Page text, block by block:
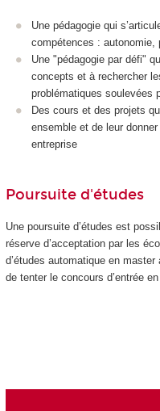
Une pédagogie qui
compétences :
Une "pédagogie par défi"
concepts et à rechercher
problématiques soulevées
Des cours et des projets
ensemble et de leur
entreprise
Poursuite d'études
Une poursuite d’études est
réserve d’acceptation par les
d’études automatique en
de tenter le concours d’entrée en